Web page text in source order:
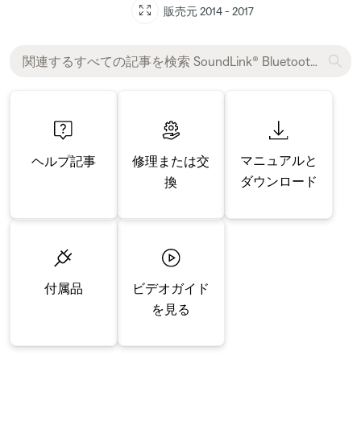
販売元 2014 - 2017
ヘルプ記事
修理または交
換
マニュアルと
ダウンロード
付属品
ビデオガイド
を見る